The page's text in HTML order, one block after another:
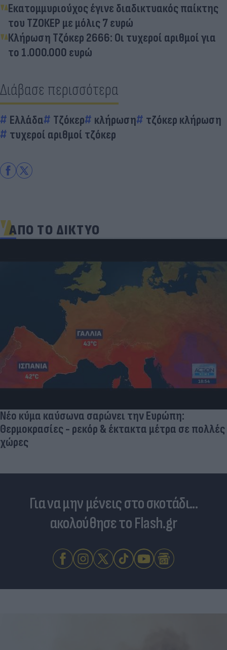
Εκατομμυριούχος έγινε διαδικτυακός παίκτης
του ΤΖΟΚΕΡ με μόλις 7 ευρώ
Κλήρωση Τζόκερ 2666: Οι τυχεροί αριθμοί για
το 1.000.000 ευρώ
Διάβασε περισσότερα
Ελλάδα Τζόκερ κλήρωση
τζόκερ κλήρωση
τυχεροί αριθμοί τζόκερ
ΑΠΟ ΤΟ ΔΙΚΤΥΟ
Ποδοσφαιριστές που σίγουρα πίστευες ότι έχουν
σταματήσει κι όμως παίζουν ακόμα μπάλα
Για να μην μένεις στο σκοτάδι...
ακολούθησε το Flash.gr